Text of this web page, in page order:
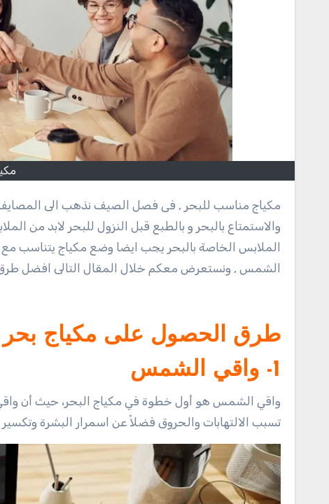
مكياج مناسب للبحر , فى فصل الصيف نذهب الى المصايف المختلفة للاستمتاع بالجو الجميل والهواء النقى المنعش
والاستمتاع بالبحر و بالطبع قبل النزول للبحر لابد من
الملابس الخاصة بالبحر يجب ايضا وضع مكياج يتناسب مع
الشمس , ونستعرض معكم خلال المقال التالى افضل طرق
طرق الحصول على مكياج بحر
1- واقي الشمس
واقي الشمس هو أول خطوة في مكياج البحر، حيث أن
تسبب الالتهابات والحروق فضلاً عن اسمرار البشرة